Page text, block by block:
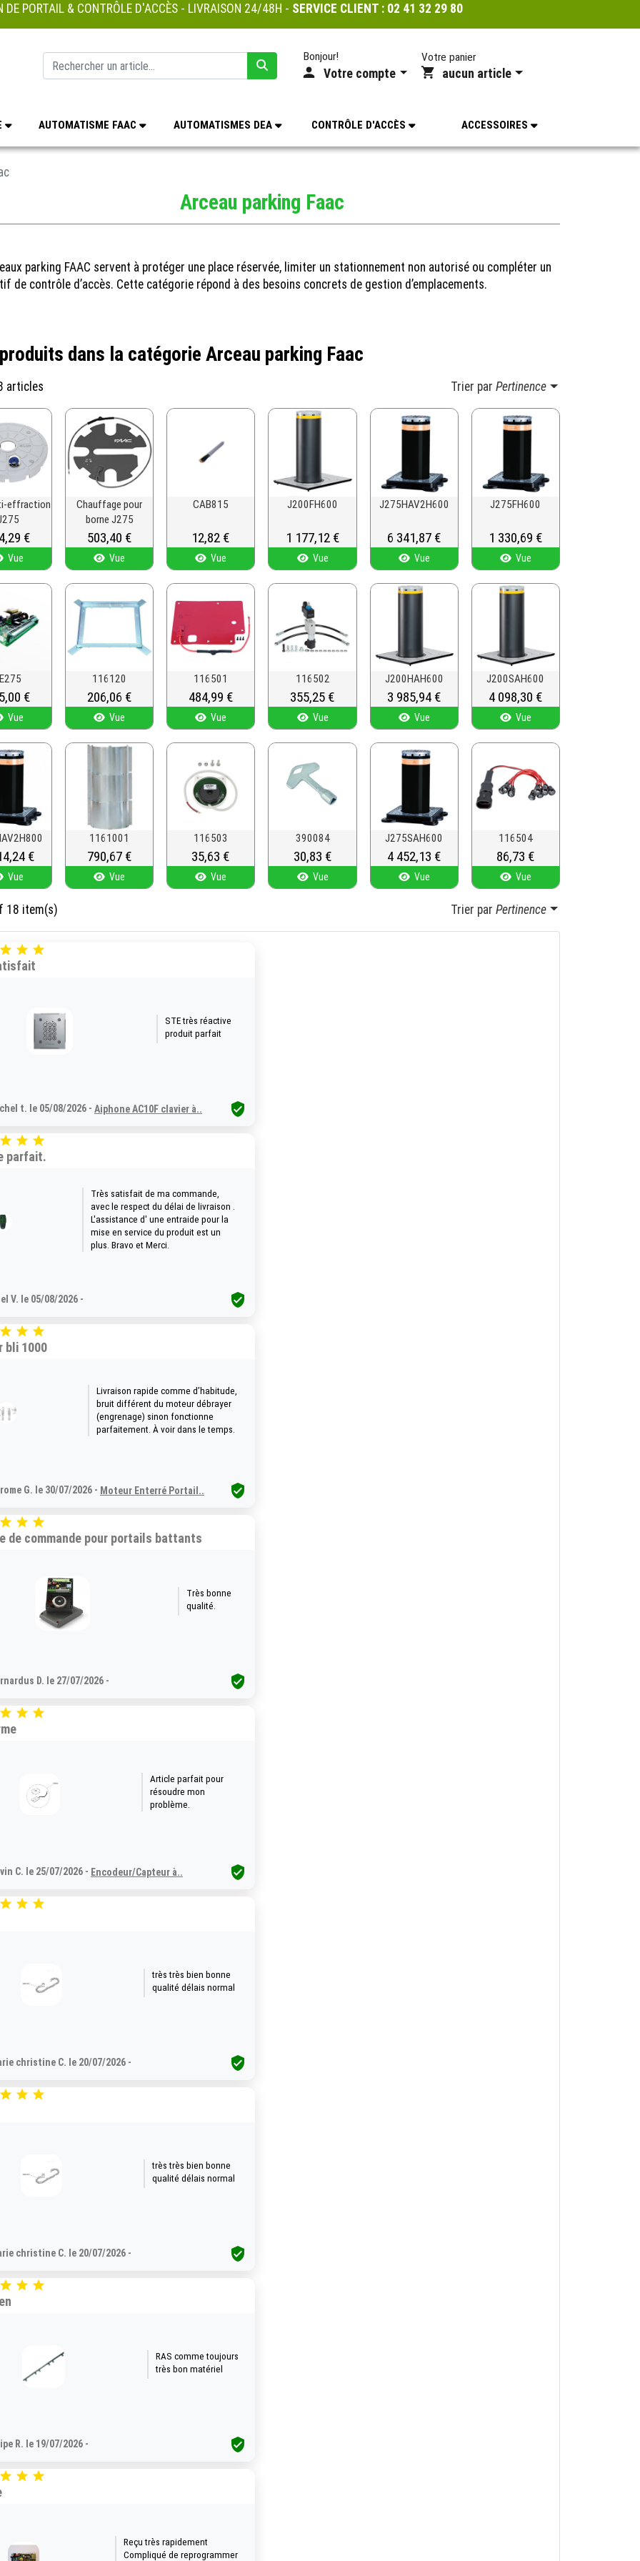
DE PORTAIL & CONTRÔLE D'ACCÈS - LIVRAISON 24/48H - SERVICE CLIENT : 02 41 32 29 80
Bonjour!
Votre compte
Votre panier
aucun article
AUTOMATISME FAAC AUTOMATISMES DEA CONTRÔLE D'ACCÈS ACCESSOIRES
Arceau parking Faac
parking FAAC servent à protéger une place réservée, limiter un stationnement non autorisé ou compléter un
de contrôle d’accès. Cette catégorie répond à des besoins concrets de gestion d’emplacements.
dans la catégorie Arceau parking Faac
articles Trier par Pertinence
effraction
€
Vue
Chauffage pour
borne J275
Prix
503,40 €
Vue
CAB815
Prix
12,82 €
Vue
J200FH600
Prix
1 177,12 €
Vue
J275HAV2H600
Prix
6 341,87 €
Vue
J275FH600
Prix
1 330,69 €
Vue
€
Vue
116120
Prix
206,06 €
Vue
116501
Prix
484,99 €
Vue
116502
Prix
355,25 €
Vue
J200HAH600
Prix
3 985,94 €
Vue
J200SAH600
Prix
4 098,30 €
Vue
€
Vue
1161001
Prix
790,67 €
Vue
116503
Prix
35,63 €
Vue
390084
Prix
30,83 €
Vue
J275SAH600
Prix
4 452,13 €
Vue
116504
Prix
86,73 €
Vue
18 item(s) Trier par Pertinence
  
STE très réactive
produit parfait
t. le 05/08/2026 - Aiphone AC10F clavier à.. 
  
parfait.
Très satisfait de ma commande,
avec le respect du délai de livraison .
L'assistance d' une entraide pour la
mise en service du produit est un
plus. Bravo et Merci.
V. le 05/08/2026 - 
  
bli 1000
Livraison rapide comme d’habitude,
bruit différent du moteur débrayer
(engrenage) sinon fonctionne
parfaitement. À voir dans le temps.
G. le 30/07/2026 - Moteur Enterré Portail.. 
  
de commande pour portails battants
Très bonne
qualité.
D. le 27/07/2026 - 
  
Article parfait pour
résoudre mon
problème.
C. le 25/07/2026 - Encodeur/Capteur à.. 
  
très très bien bonne
qualité délais normal
christine C. le 20/07/2026 - 
  
très très bien bonne
qualité délais normal
christine C. le 20/07/2026 - 
  
RAS comme toujours
très bon matériel
R. le 19/07/2026 - 
  
Reçu très rapidement
Compliqué de reprogrammer